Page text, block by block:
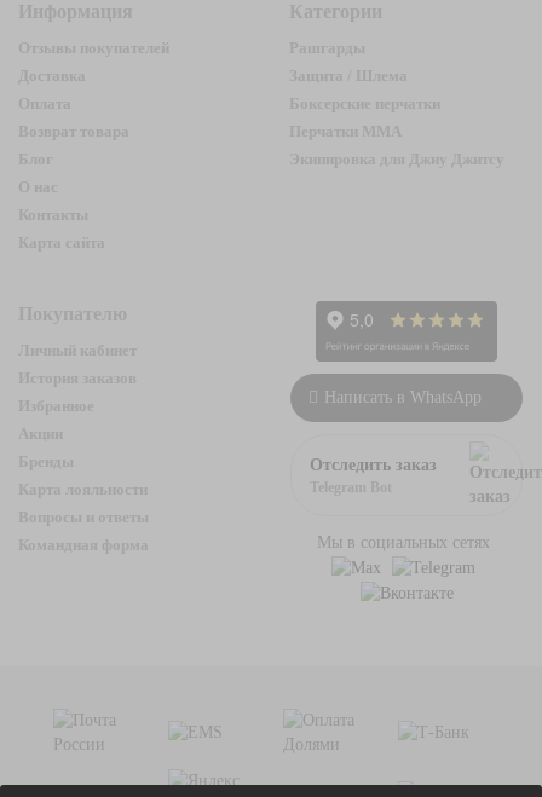
Информация
Отзывы покупателей
Доставка
Оплата
Возврат товара
Блог
О нас
Контакты
Карта сайта
Категории
Рашгарды
Защита / Шлема
Боксерские перчатки
Перчатки ММА
Экипировка для Джиу Джитсу
Покупателю
Личный кабинет
История заказов
Избранное
Акции
Бренды
Карта лояльности
Вопросы и ответы
Командная форма
Написать в WhatsApp
Отследить заказ
Telegram Bot
Мы в социальных сетях